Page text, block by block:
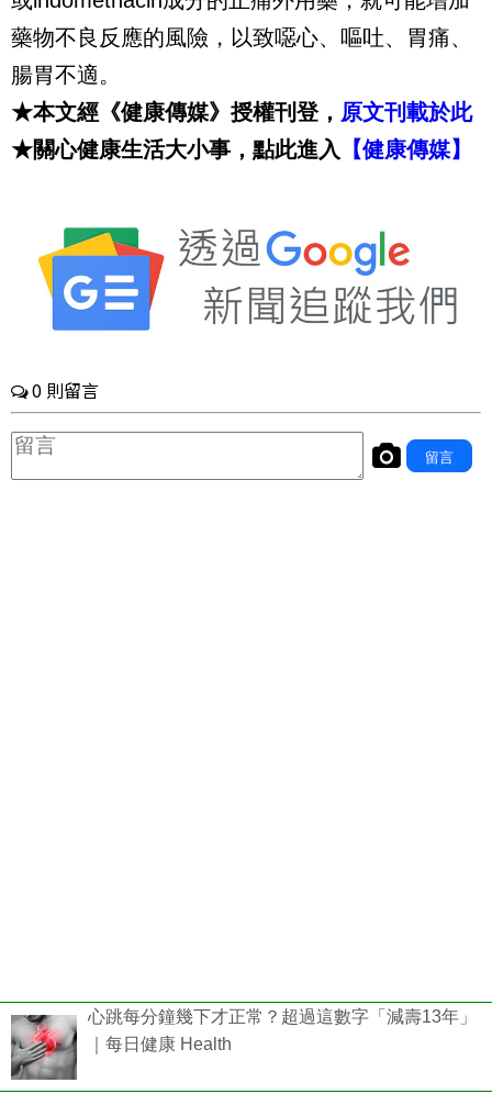
藥物不良反應的風險，以致噁心、嘔吐、胃痛、
腸胃不適。
★本文經《健康傳媒》授權刊登， 原文刊載於此
★關心健康生活大小事，點此進入
【健康傳媒】
心跳每分鐘幾下才正常？超過這數字「減壽13年」
｜每日健康 Health